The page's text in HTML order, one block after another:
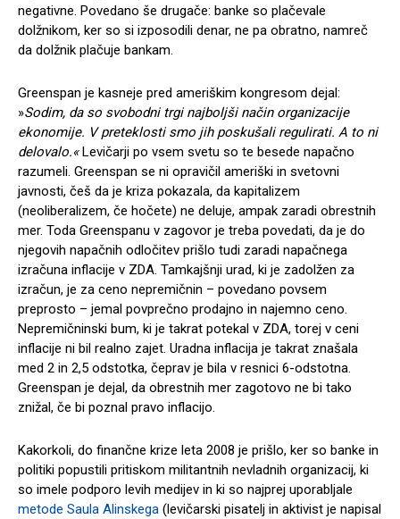
negativne. Povedano še drugače: banke so plačevale
dolžnikom, ker so si izposodili denar, ne pa obratno, namreč
da dolžnik plačuje bankam.
Greenspan je kasneje pred ameriškim kongresom dejal:
»Sodim, da so svobodni trgi najboljši način organizacije
ekonomije. V preteklosti smo jih poskušali regulirati. A to ni
delovalo.«Levičarji po vsem svetu so te besede napačno
razumeli. Greenspan se ni opravičil ameriški in svetovni
javnosti, češ da je kriza pokazala, da kapitalizem
(neoliberalizem, če hočete) ne deluje, ampak zaradi obrestnih
mer. Toda Greenspanu v zagovor je treba povedati, da je do
njegovih napačnih odločitev prišlo tudi zaradi napačnega
izračuna inflacije v ZDA. Tamkajšnji urad, ki je zadolžen za
izračun, je za ceno nepremičnin – povedano povsem
preprosto – jemal povprečno prodajno in najemno ceno.
Nepremičninski bum, ki je takrat potekal v ZDA, torej v ceni
inflacije ni bil realno zajet. Uradna inflacija je takrat znašala
med 2 in 2,5 odstotka, čeprav je bila v resnici 6-odstotna.
Greenspan je dejal, da obrestnih mer zagotovo ne bi tako
znižal, če bi poznal pravo inflacijo.
Kakorkoli, do finančne krize leta 2008 je prišlo, ker so banke in
politiki popustili pritiskom militantnih nevladnih organizacij, ki
so imele podporo levih medijev in ki so najprej uporabljale
metode Saula Alinskega (levičarski pisatelj in aktivist je napisal